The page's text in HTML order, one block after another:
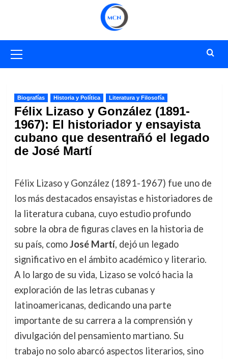
primario
Biografías Historia y Política Literatura y Filosofía
Félix Lizaso y González (1891-
1967): El historiador y ensayista
cubano que desentrañó el legado
de José Martí
Félix Lizaso y González (1891-1967) fue uno de
los más destacados ensayistas e historiadores de
la literatura cubana, cuyo estudio profundo
sobre la obra de figuras claves en la historia de
su país, comoJosé Martí, dejó un legado
significativo en el ámbito académico y literario.
A lo largo de su vida, Lizaso se volcó hacia la
exploración de las letras cubanas y
latinoamericanas, dedicando una parte
importante de su carrera a la comprensión y
divulgación del pensamiento martiano. Su
trabajo no solo abarcó aspectos literarios, sino